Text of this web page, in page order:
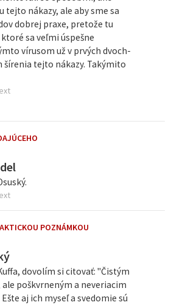
tejto nákazy, ale aby sme sa
dobrej praxe, pretože tu
sa veľmi úspešne
vírusom už v prvých dvoch-
šírenia tejto nákazy. Takýmito
POZNÁMKOU
dovolím si citovať: "Čistým
ale poškvrneným a neveriacim
aj ich myseľ a svedomie sú